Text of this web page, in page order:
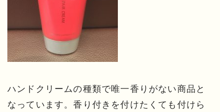
ハンドクリームの種類で唯一香りがない商品と
なっています。香り付きを付けたくても付けら